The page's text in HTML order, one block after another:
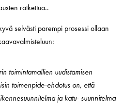
ratkettua..
selvästi parempi prosessi ollaan
toimintamallien uudistamisen
toimenpide-ehdotus on, että
ja katu- suunnitelma